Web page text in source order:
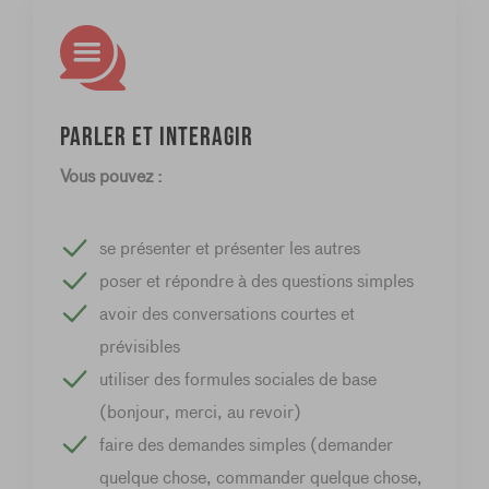
Parler et interagir
Vous pouvez :
se présenter et présenter les autres
poser et répondre à des questions simples
avoir des conversations courtes et
prévisibles
utiliser des formules sociales de base
(bonjour, merci, au revoir)
faire des demandes simples (demander
quelque chose, commander quelque chose,